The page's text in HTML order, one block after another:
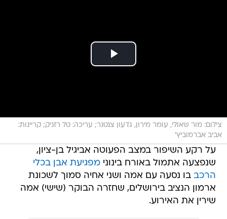
צילום: מור שאולי, עומר מירון, גדעון צנטנר; עריכה: טל רזניק; קריינות:
אביב אברמוביץ'
על רקע השיפור במצב הפעוטה אביגיל בן-ציון,
שנפצעה אתמול באורח בינונימפגיעת אבן בכלי
הרכב בו נסעה עם אמה ושני אחיה סמוך לשכונת
ארמון הנציב בירושלים, שחזרה הבוקר (שישי) אמה
שירין את האירוע.